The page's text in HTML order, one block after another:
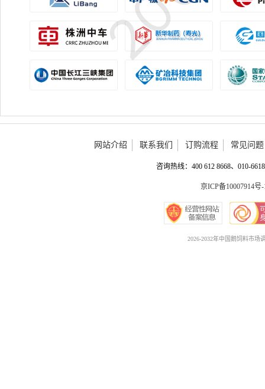
网站介绍 联系我们 订购流程 常见问题
咨询热线：400 612 8668、010-
京ICP备10007914号-
2026-2032年中国鹅饲料市场